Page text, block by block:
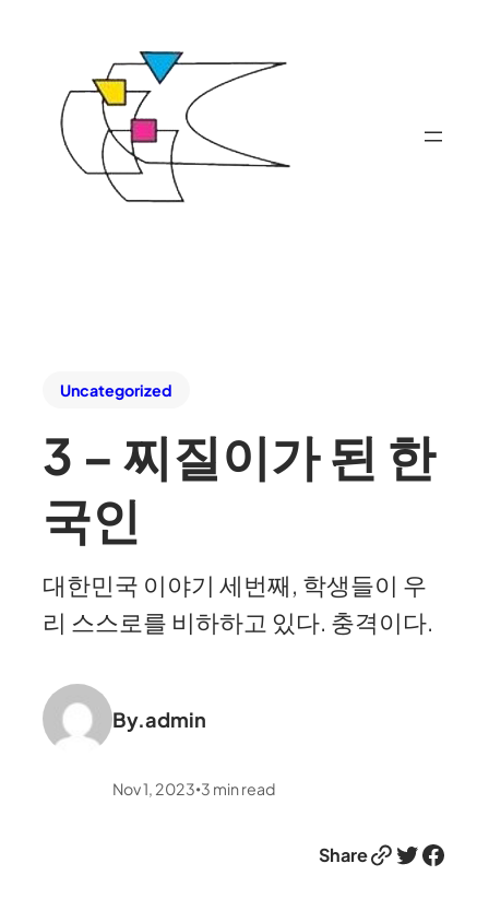
Uncategorized
3 – 찌질이가 된 한
국인
대한민국 이야기 세번째, 학생들이 우
리 스스로를 비하하고 있다. 충격이다.
By.admin
Nov 1, 2023 •3 min read
ShareLink Twitter Facebook